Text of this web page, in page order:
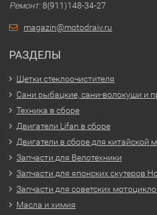
Ремонт:8(911)148-34-27
magazin@motodraiv.ru
РАЗДЕЛЫ
Щетки стеклоочистителя
Сани рыбацкие, сани-волокуши и
Техника в сборе
Двигатели Lifan в сборе
Двигатели в сборе для китайской
Запчасти для Велотехники
Запчасти для японских скутеров
Запчасти для советских
Масла и химия